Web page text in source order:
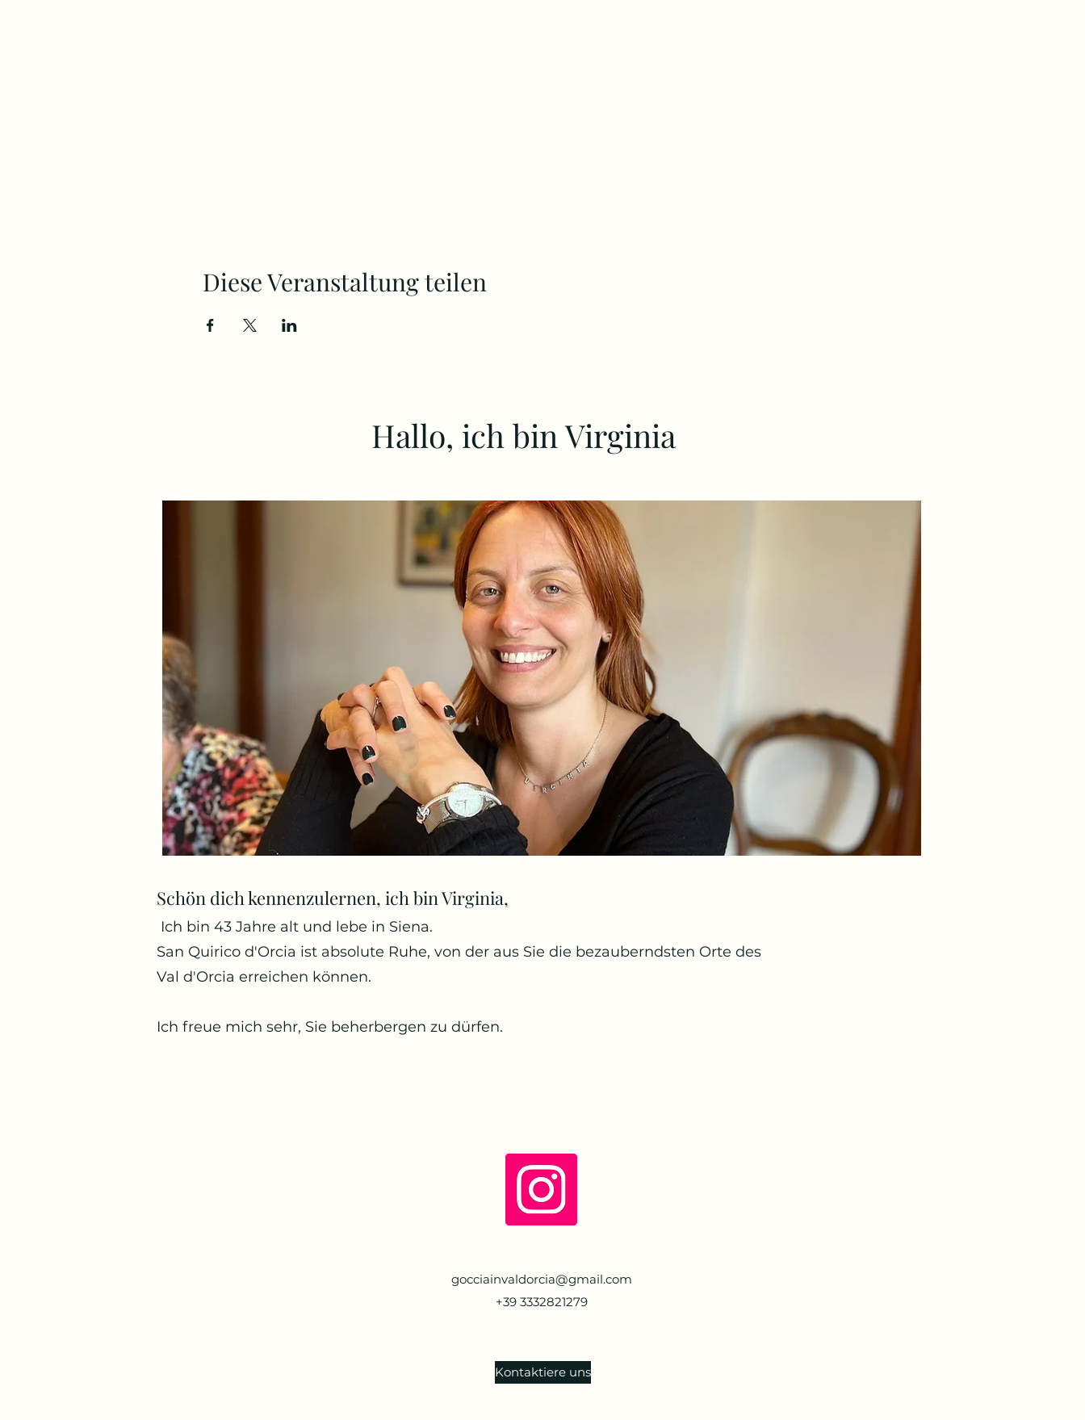
Diese Veranstaltung teilen
Hallo, ich bin Virginia
Schön dich kennenzulernen, ich bin Virginia,
Ich bin 43 Jahre alt und lebe in Siena.
San Quirico d'Orcia ist absolute Ruhe, von der aus Sie die bezauberndsten Orte des
Val d'Orcia erreichen können.
Ich freue mich sehr, Sie beherbergen zu dürfen.
gocciainvaldorcia@gmail.com
+39 3332821279
Kontaktiere uns